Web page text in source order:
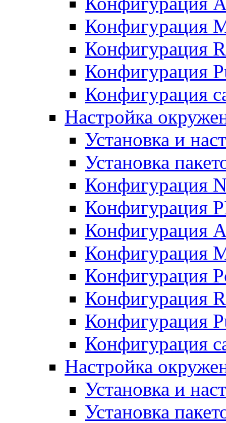
Конфигурация
Конфигурация
Конфигурация
Конфигурация
Настройка
Установка и
Установка
Конфигурация
Конфигурация
Конфигурация
Конфигурация
Конфигурация
Конфигурация
Конфигурация
Конфигурация
Настройка
Установка и
Установка